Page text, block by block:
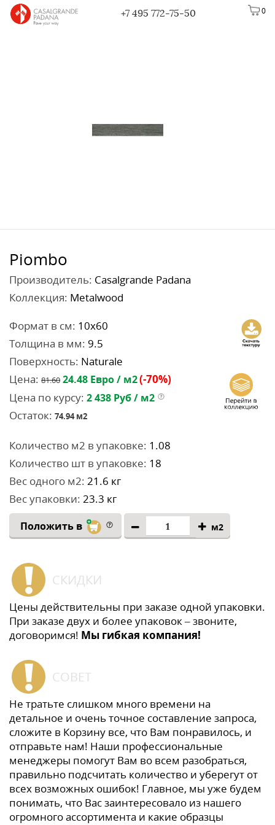
0
+7 495 772-75-50
Piombo
Производитель: Casalgrande Padana
Коллекция: Metalwood
Формат в см: 10x60
Толщина в мм: 9.5
Поверхность: Naturale
Цена: 81.60 24.48 Евро / м2(-70%)
Цена по курсу: 2 438 Руб / м2
Остаток: 74.94м2
Количество м2 в упаковке: 1.08
Количество шт в упаковке: 18
Вес одного м2: 21.6 кг
Вес упаковки: 23.3 кг
Положить в м2
СКИДКИ
Цены действительны при заказе одной упаковки.
При заказе двух и более упаковок – звоните,
договоримся! Мы гибкая компания!
СОВЕТ
Не тратьте слишком много времени на
детальное и очень точное составление запроса,
сложите в Корзину все, что Вам понравилось, и
отправьте нам! Наши профессиональные
менеджеры помогут Вам во всем разобраться,
правильно подсчитать количество и уберегут от
всех возможных ошибок! Главное, мы уже будем
понимать, что Вас заинтересовало из нашего
огромного ассортимента и какие образцы